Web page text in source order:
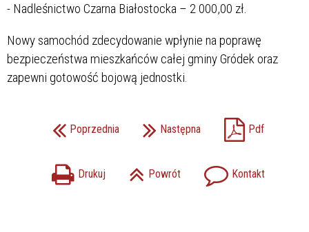
- Nadleśnictwo Czarna Białostocka – 2 000,00 zł.
Nowy samochód zdecydowanie wpłynie na poprawę
bezpieczeństwa mieszkańców całej gminy Gródek oraz
zapewni gotowość bojową jednostki.
Poprzednia Następna Pdf
Drukuj Powrót Kontakt